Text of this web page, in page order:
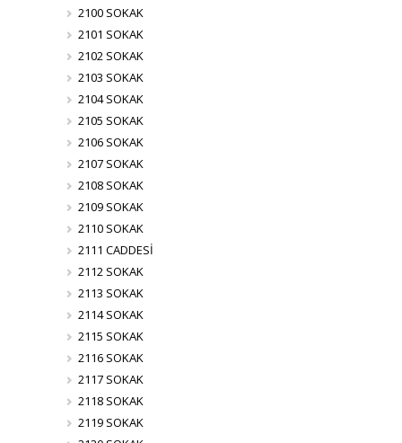
2100 SOKAK
2101 SOKAK
2102 SOKAK
2103 SOKAK
2104 SOKAK
2105 SOKAK
2106 SOKAK
2107 SOKAK
2108 SOKAK
2109 SOKAK
2110 SOKAK
2111 CADDESİ
2112 SOKAK
2113 SOKAK
2114 SOKAK
2115 SOKAK
2116 SOKAK
2117 SOKAK
2118 SOKAK
2119 SOKAK